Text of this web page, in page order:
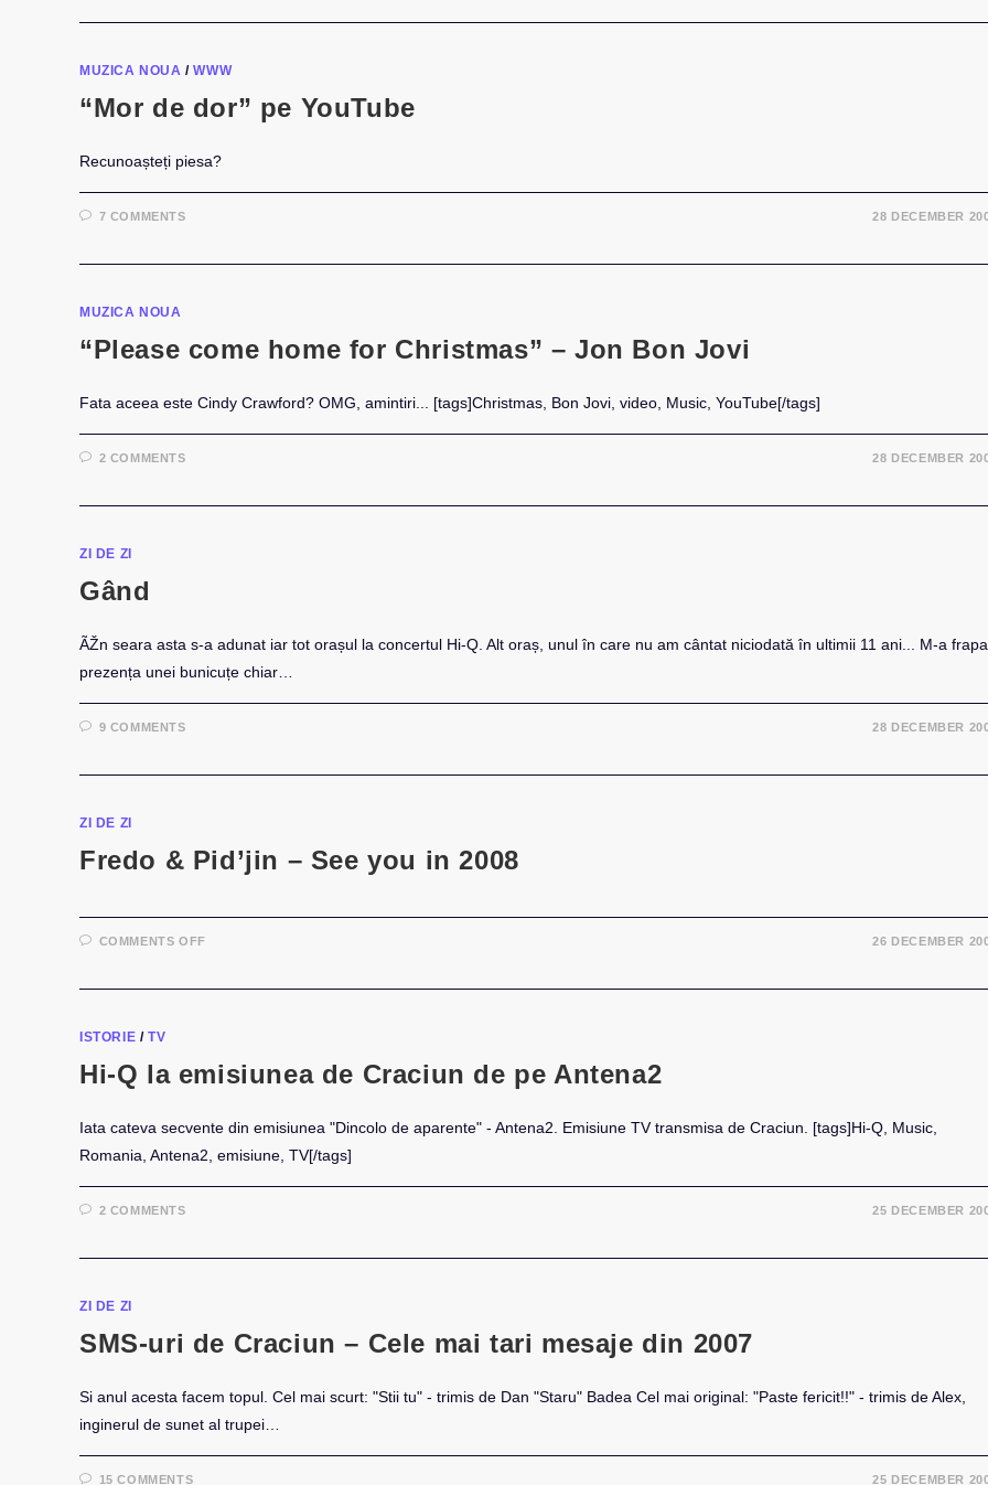
MUZICA NOUA /WWW
“Mor de dor” pe YouTube
Recunoașteți piesa?
7 COMMENTS 28 DECEMBER
MUZICA NOUA
“Please come home for Christmas” – Jon Bon Jovi
Fata aceea este Cindy Crawford? OMG, amintiri... [tags]Christmas, Bon Jovi, video, Music, YouTube[/tags]
2 COMMENTS 28 DECEMBER
ZI DE ZI
Gând
ÃŽn seara asta s-a adunat iar tot orașul la concertul Hi-Q. Alt oraș, unul în care nu am cântat niciodată în ultimii 11 ani... M-a
prezența unei bunicuțe chiar…
9 COMMENTS 28 DECEMBER
ZI DE ZI
Fredo & Pid’jin – See you in 2008
COMMENTS OFFON
26 DECEMBER
ISTORIE /TV
Hi-Q la emisiunea de Craciun de pe Antena2
Iata cateva secvente din emisiunea "Dincolo de aparente" - Antena2. Emisiune TV transmisa de Craciun. [tags]Hi-Q, Music,
Romania, Antena2, emisiune, TV[/tags]
2 COMMENTS 25 DECEMBER
ZI DE ZI
SMS-uri de Craciun – Cele mai tari mesaje din 2007
Si anul acesta facem topul. Cel mai scurt: "Stii tu" - trimis de Dan "Staru" Badea Cel mai original: "Paste fericit!!" - trimis de Alex,
inginerul de sunet al trupei…
15 COMMENTS 25 DECEMBER